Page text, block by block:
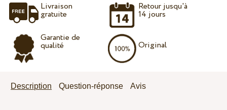
Livraison
gratuite
Garantie de
qualité
Retour jusqu'à
14 jours
Original
Description Question-réponse Avis